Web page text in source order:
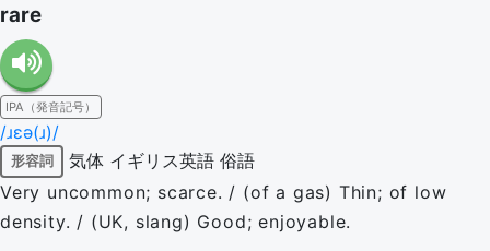
rare
IPA（発音記号）
/ɹɛə(ɹ)/
形容詞 気体 イギリス英語 俗語
Very uncommon; scarce. / (of a gas) Thin; of low
density. / (UK, slang) Good; enjoyable.